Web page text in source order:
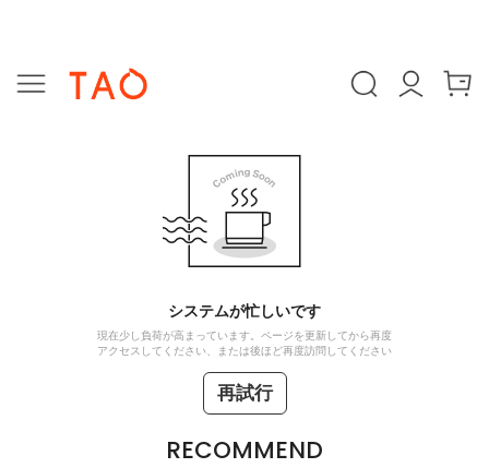
システムが忙しいです
現在少し負荷が高まっています。ページを更新してから再度
アクセスしてください、または後ほど再度訪問してください
再試行
RECOMMEND